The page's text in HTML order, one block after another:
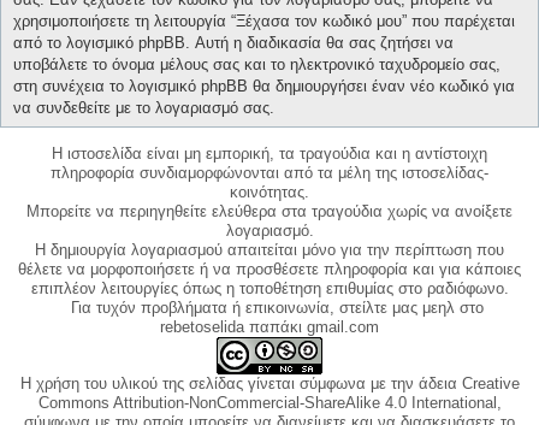
χρησιμοποιήσετε τη λειτουργία “Ξέχασα τον κωδικό μου” που παρέχεται
από το λογισμικό phpBB. Αυτή η διαδικασία θα σας ζητήσει να
υποβάλετε το όνομα μέλους σας και το ηλεκτρονικό ταχυδρομείο σας,
στη συνέχεια το λογισμικό phpBB θα δημιουργήσει έναν νέο κωδικό για
να συνδεθείτε με το λογαριασμό σας.
Η ιστοσελίδα είναι μη εμπορική, τα τραγούδια και η αντίστοιχη
πληροφορία συνδιαμορφώνονται από τα μέλη της ιστοσελίδας-
κοινότητας.
Μπορείτε να περιηγηθείτε ελεύθερα στα τραγούδια χωρίς να ανοίξετε
λογαριασμό.
Η δημιουργία λογαριασμού απαιτείται μόνο για την περίπτωση που
θέλετε να μορφοποιήσετε ή να προσθέσετε πληροφορία και για κάποιες
επιπλέον λειτουργίες όπως η τοποθέτηση επιθυμίας στο ραδιόφωνο.
Για τυχόν προβλήματα ή επικοινωνία, στείλτε μας μεηλ στο
rebetoselida παπάκι gmail.com
Η χρήση του υλικού της σελίδας γίνεται σύμφωνα με την άδεια Creative
Commons Attribution-NonCommercial-ShareAlike 4.0 International,